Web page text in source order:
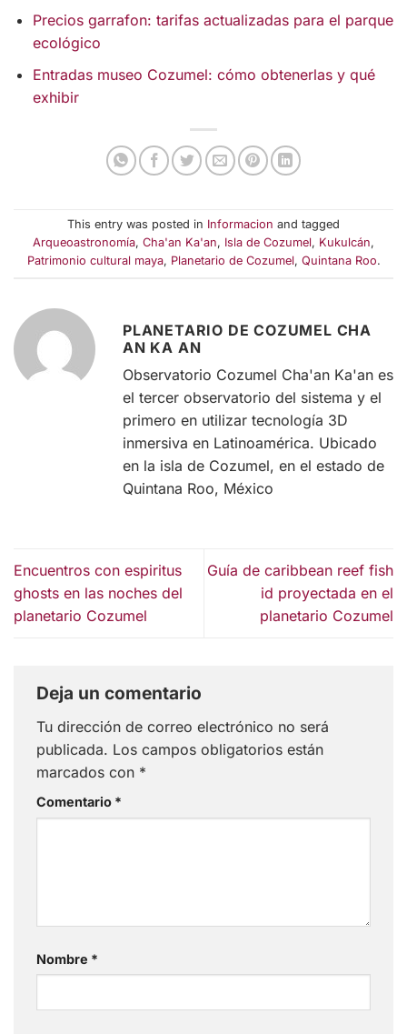
Precios garrafon: tarifas actualizadas para el parque
ecológico
Entradas museo Cozumel: cómo obtenerlas y qué
exhibir
This entry was posted in Informacion and tagged
Arqueoastronomía, Cha'an Ka'an, Isla de Cozumel, Kukulcán,
Patrimonio cultural maya, Planetario de Cozumel, Quintana Roo.
PLANETARIO DE COZUMEL CHA
AN KA AN
Observatorio Cozumel Cha'an Ka'an es
el tercer observatorio del sistema y el
primero en utilizar tecnología 3D
inmersiva en Latinoamérica. Ubicado
en la isla de Cozumel, en el estado de
Quintana Roo, México
Encuentros con espiritus
ghosts en las noches del
planetario Cozumel
Guía de caribbean reef fish
id proyectada en el
planetario Cozumel
Deja un comentario
Tu dirección de correo electrónico no será
publicada. Los campos obligatorios están
marcados con *
Comentario *
Nombre *